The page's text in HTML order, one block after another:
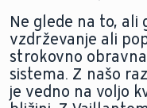
Ne glede na to, ali
vzdrževanje ali
strokovno
sistema. Z našo
je vedno na voljo